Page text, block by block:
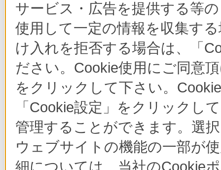
サービス・広告を提供する等
使用して一定の情報を収集す
け入れを拒否する場合は、「
ださい。Cookie使用にご同意
をクリックして下さい。
「Cookie設定」をクリックし
管理することができます。選
ウェブサイトの機能の一部が
細については、当社のCookie